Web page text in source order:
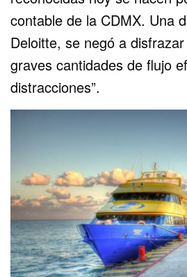
contable de la CDMX. Una
Deloitte, se negó a
graves cantidades de flujo
distracciones”.